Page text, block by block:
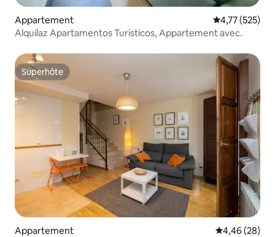
Appartement Évaluation
4,77 (525)
Alquilaz Apartamentos Turísticos, Appartement avec.
Superhôte
Superhôte
Appartement Évaluation
4,46 (28)